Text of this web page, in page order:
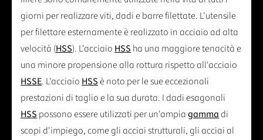
giorni per realizzare viti, dadi e barre filettate. L'utensile
per filettare esternamente è realizzato in acciaio ad alta
velocità (HSS). L'acciaio HSS ha una maggiore tenacità e
una minore propensione alla rottura rispetto all'acciaio
HSSE. L'acciaio HSSè noto per le sue eccezionali
prestazioni di taglio e la sua durata. I dadi esagonali
HSS possono essere utilizzati per un'ampiagammadi
scopi d'impiego, come gli acciai strutturali, gli acciai al